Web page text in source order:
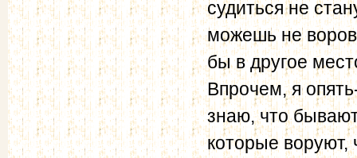
судиться не
можешь не
бы в другое
Впрочем, я
знаю, что
которые воруют,